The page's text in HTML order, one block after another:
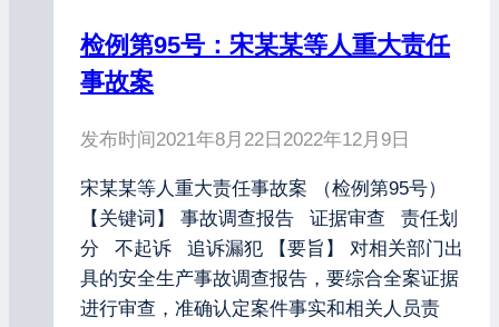
检例第95号：宋某某等人重大责任
事故案
发布时间2021年8月22日 2022年12月9日
宋某某等人重大责任事故案 （检例第95号）
【关键词】 事故调查报告 证据审查 责任划
分 不起诉 追诉漏犯 【要旨】 对相关部门出
具的安全生产事故调查报告，要综合全案证据
进行审查，准确认定案件事实和相关人员责